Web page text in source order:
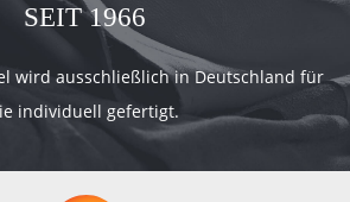
SEIT 1966
wird ausschließlich in Deutschland für
individuell gefertigt.